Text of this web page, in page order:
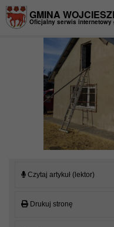
GMINA
Oficjalny serwis internetowy
Czytaj artykuł (lektor)
Drukuj stronę